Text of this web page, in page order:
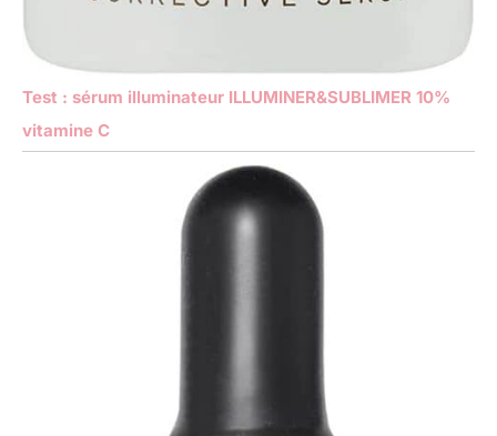
Test : sérum illuminateur ILLUMINER&SUBLIMER 10%
vitamine C